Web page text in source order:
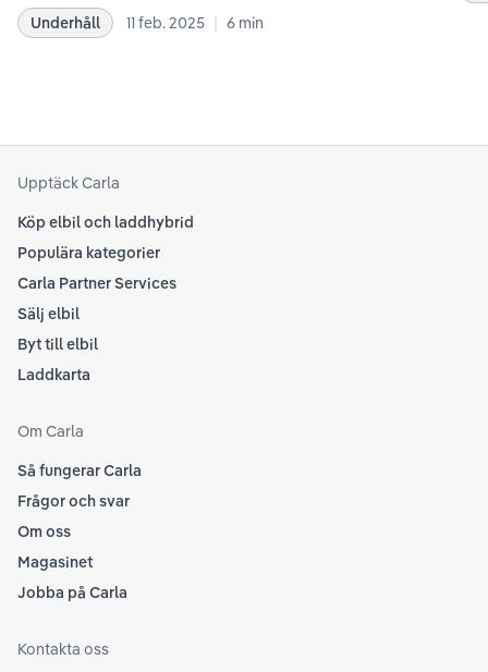
rekommendationer samt våra egna erfarenheter
Underhåll 11 feb. 2025 | 6 min
att
Upptäck Carla
Köp elbil och laddhybrid
Populära kategorier
Carla Partner Services
Sälj elbil
Byt till elbil
Laddkarta
Om Carla
Så fungerar Carla
Frågor och svar
Om oss
Magasinet
Jobba på Carla
Kontakta oss